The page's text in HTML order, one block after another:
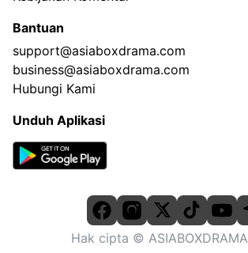
Bantuan
support@asiaboxdrama.com
business@asiaboxdrama.com
Hubungi Kami
Unduh Aplikasi
Hak cipta © ASIABOXDRAMA